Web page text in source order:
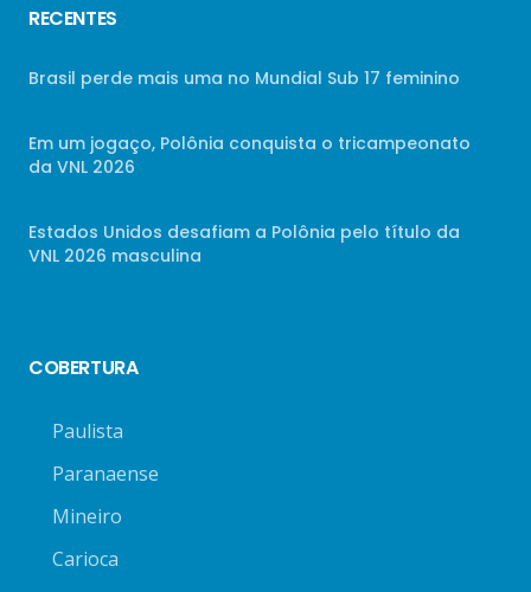
RECENTES
Brasil perde mais uma no Mundial Sub 17 feminino
Em um jogaço, Polônia conquista o tricampeonato
da VNL 2026
Estados Unidos desafiam a Polônia pelo título da
VNL 2026 masculina
COBERTURA
Paulista
Paranaense
Mineiro
Carioca